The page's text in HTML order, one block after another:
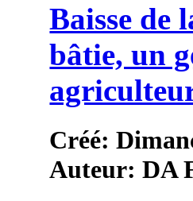
Baisse de
bâtie, un
Créé:
Auteur: DA